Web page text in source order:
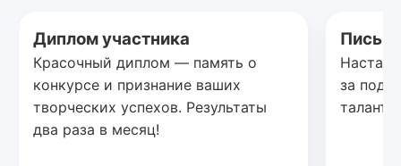
Диплом участника
Красочный диплом — память о
конкурсе и признание ваших
творческих успехов. Результаты
два раза в месяц!
за